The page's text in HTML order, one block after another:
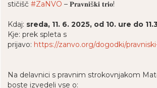
stičišč #ZaNVO – 𝐏𝐫𝐚𝐯𝐧𝐢š𝐤𝐢 𝐭𝐫𝐢𝐨!
Kdaj: sreda, 11. 6. 2025, od 10. ure do
Kje: prek spleta s
prijavo: https://zanvo.org/dogodki/
Na delavnici s pravnim strokovnjakom
boste izvedeli vse o: